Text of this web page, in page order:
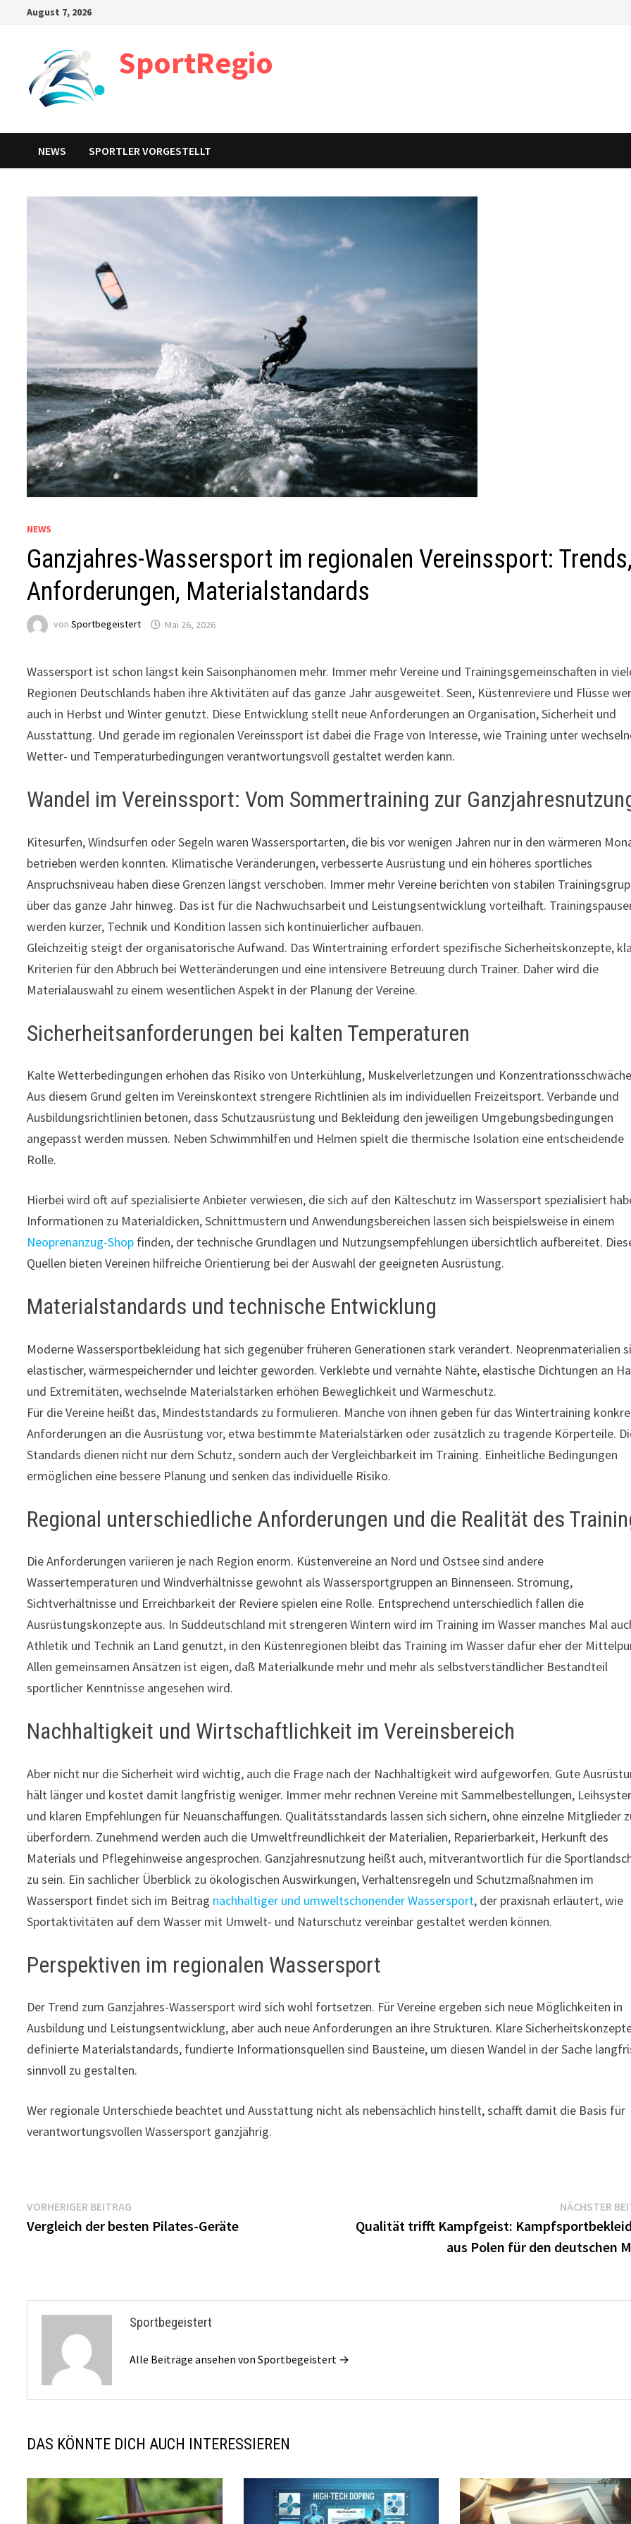
August 7, 2026
SportRegio
NEWS SPORTLER VORGESTELLT
NEWS
Ganzjahres-Wassersport im regionalen Vereinssport: Trends,
Anforderungen, Materialstandards
vonSportbegeistert Mai 26, 2026
Wassersport ist schon längst kein Saisonphänomen mehr. Immer mehr Vereine und Trainingsgemeinschaften in
Regionen Deutschlands haben ihre Aktivitäten auf das ganze Jahr ausgeweitet. Seen, Küstenreviere und Flüsse
auch in Herbst und Winter genutzt. Diese Entwicklung stellt neue Anforderungen an Organisation, Sicherheit und
Ausstattung. Und gerade im regionalen Vereinssport ist dabei die Frage von Interesse, wie Training unter
Wetter- und Temperaturbedingungen verantwortungsvoll gestaltet werden kann.
Wandel im Vereinssport: Vom Sommertraining zur
Kitesurfen, Windsurfen oder Segeln waren Wassersportarten, die bis vor wenigen Jahren nur in den wärmeren
betrieben werden konnten. Klimatische Veränderungen, verbesserte Ausrüstung und ein höheres sportliches
Anspruchsniveau haben diese Grenzen längst verschoben. Immer mehr Vereine berichten von stabilen
über das ganze Jahr hinweg. Das ist für die Nachwuchsarbeit und Leistungsentwicklung vorteilhaft.
werden kürzer, Technik und Kondition lassen sich kontinuierlicher aufbauen.
Gleichzeitig steigt der organisatorische Aufwand. Das Wintertraining erfordert spezifische Sicherheitskonzepte,
Kriterien für den Abbruch bei Wetteränderungen und eine intensivere Betreuung durch Trainer. Daher wird die
Materialauswahl zu einem wesentlichen Aspekt in der Planung der Vereine.
Sicherheitsanforderungen bei kalten Temperaturen
Kalte Wetterbedingungen erhöhen das Risiko von Unterkühlung, Muskelverletzungen und
Aus diesem Grund gelten im Vereinskontext strengere Richtlinien als im individuellen Freizeitsport. Verbände und
Ausbildungsrichtlinien betonen, dass Schutzausrüstung und Bekleidung den jeweiligen Umgebungsbedingungen
angepasst werden müssen. Neben Schwimmhilfen und Helmen spielt die thermische Isolation eine entscheidende
Rolle.
Hierbei wird oft auf spezialisierte Anbieter verwiesen, die sich auf den Kälteschutz im Wassersport spezialisiert
Informationen zu Materialdicken, Schnittmustern und Anwendungsbereichen lassen sich beispielsweise in einem
Neoprenanzug-Shop finden, der technische Grundlagen und Nutzungsempfehlungen übersichtlich aufbereitet.
Quellen bieten Vereinen hilfreiche Orientierung bei der Auswahl der geeigneten Ausrüstung.
Materialstandards und technische Entwicklung
Moderne Wassersportbekleidung hat sich gegenüber früheren Generationen stark verändert. Neoprenmaterialien
elastischer, wärmespeichernder und leichter geworden. Verklebte und vernähte Nähte, elastische Dichtungen an
und Extremitäten, wechselnde Materialstärken erhöhen Beweglichkeit und Wärmeschutz.
Für die Vereine heißt das, Mindeststandards zu formulieren. Manche von ihnen geben für das Wintertraining
Anforderungen an die Ausrüstung vor, etwa bestimmte Materialstärken oder zusätzlich zu tragende Körperteile.
Standards dienen nicht nur dem Schutz, sondern auch der Vergleichbarkeit im Training. Einheitliche Bedingungen
ermöglichen eine bessere Planung und senken das individuelle Risiko.
Regional unterschiedliche Anforderungen und die Realität des
Die Anforderungen variieren je nach Region enorm. Küstenvereine an Nord und Ostsee sind andere
Wassertemperaturen und Windverhältnisse gewohnt als Wassersportgruppen an Binnenseen. Strömung,
Sichtverhältnisse und Erreichbarkeit der Reviere spielen eine Rolle. Entsprechend unterschiedlich fallen die
Ausrüstungskonzepte aus. In Süddeutschland mit strengeren Wintern wird im Training im Wasser manches Mal
Athletik und Technik an Land genutzt, in den Küstenregionen bleibt das Training im Wasser dafür eher der
Allen gemeinsamen Ansätzen ist eigen, daß Materialkunde mehr und mehr als selbstverständlicher Bestandteil
sportlicher Kenntnisse angesehen wird.
Nachhaltigkeit und Wirtschaftlichkeit im Vereinsbereich
Aber nicht nur die Sicherheit wird wichtig, auch die Frage nach der Nachhaltigkeit wird aufgeworfen. Gute
hält länger und kostet damit langfristig weniger. Immer mehr rechnen Vereine mit Sammelbestellungen,
und klaren Empfehlungen für Neuanschaffungen. Qualitätsstandards lassen sich sichern, ohne einzelne Mitglieder
überfordern. Zunehmend werden auch die Umweltfreundlichkeit der Materialien, Reparierbarkeit, Herkunft des
Materials und Pflegehinweise angesprochen. Ganzjahresnutzung heißt auch, mitverantwortlich für die
zu sein. Ein sachlicher Überblick zu ökologischen Auswirkungen, Verhaltensregeln und Schutzmaßnahmen im
Wassersport findet sich im Beitrag nachhaltiger und umweltschonender Wassersport, der praxisnah erläutert, wie
Sportaktivitäten auf dem Wasser mit Umwelt- und Naturschutz vereinbar gestaltet werden können.
Perspektiven im regionalen Wassersport
Der Trend zum Ganzjahres-Wassersport wird sich wohl fortsetzen. Für Vereine ergeben sich neue Möglichkeiten in
Ausbildung und Leistungsentwicklung, aber auch neue Anforderungen an ihre Strukturen. Klare
definierte Materialstandards, fundierte Informationsquellen sind Bausteine, um diesen Wandel in der Sache
sinnvoll zu gestalten.
Wer regionale Unterschiede beachtet und Ausstattung nicht als nebensächlich hinstellt, schafft damit die Basis für
verantwortungsvollen Wassersport ganzjährig.
Beitragsnavigation
VORHERIGER BEITRAG
Beitrag:
Vergleich der besten Pilates-Geräte
NÄCHSTER
Qualität trifft Kampfgeist:
aus Polen für den deutschen
Sportbegeistert
Alle Beiträge ansehen von Sportbegeistert →
DAS KÖNNTE DICH AUCH INTERESSIEREN